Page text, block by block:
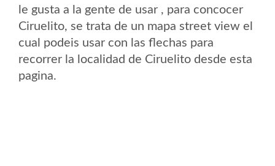
le gusta a la gente de usar , para concocer
Ciruelito, se trata de un mapa street view el
cual podeis usar con las flechas para
recorrer la localidad de Ciruelito desde esta
pagina.